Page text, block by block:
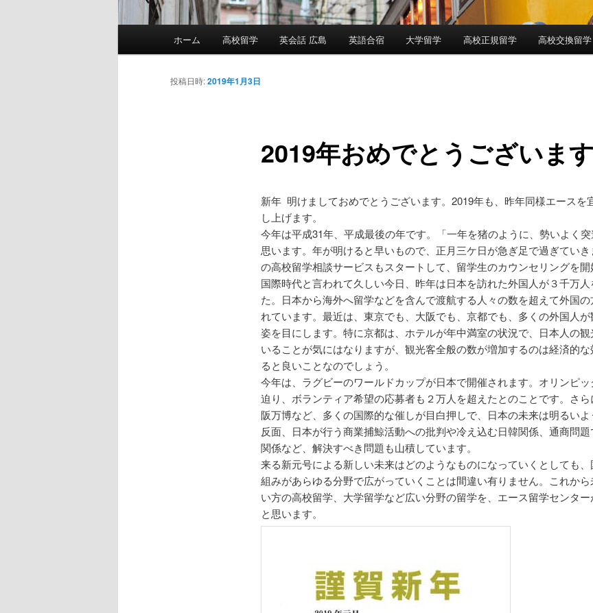
ホーム 高校留学 英会話 広島 英語合宿 大学留学 高校正規留学 高校交換留学
2019年おめでとうございます
投稿日時:2019年1月3日
新年 明けましておめでとうございます。2019年も、昨年同様エースを
し上げます。
今年は平成31年、平成最後の年です。「一年を猪のように、勢いよく
思います。年が明けると早いもので、正月三ケ日が急ぎ足で過ぎていき
の高校留学相談サービスもスタートして、留学生のカウンセリングを開
国際時代と言われて久しい今日、昨年は日本を訪れた外国人が３千万人
た。日本から海外へ留学などを含んで渡航する人々の数を超えて外国
れています。最近は、東京でも、大阪でも、京都でも、多くの外国人
姿を目にします。特に京都は、ホテルが年中満室の状況で、日本人の観
いることが気にはなりますが、観光客全般の数が増加するのは経済的な
ると良いことなのでしょう。
今年は、ラグビーのワールドカップが日本で開催されます。オリンピッ
迫り、ボランティア希望の応募者も２万人を超えたとのことです。さら
阪万博など、多くの国際的な催しが目白押しで、日本の未来は明るい
反面、日本が行う商業捕鯨活動への批判や冷え込む日韓関係、通商問
関係など、解決すべき問題も山積しています。
来る新元号による新しい未来はどのようなものになっていくとしても、
組みがあらゆる分野で広がっていくことは間違い有りません。これか
い方の高校留学、大学留学など広い分野の留学を、エース留学センタ
と思います。